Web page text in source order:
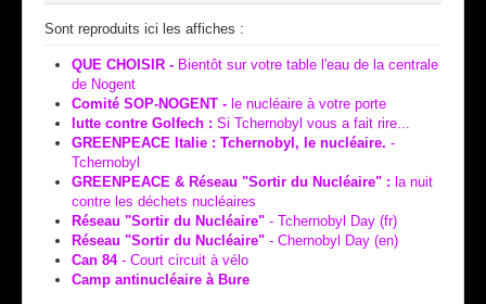
Sont reproduits ici les affiches :
QUE CHOISIR - Bientôt sur votre table l'eau de la centrale
de Nogent
Comité SOP-NOGENT - le nucléaire à votre porte
lutte contre Golfech : Si Tchernobyl vous a fait rire...
GREENPEACE Italie : Tchernobyl, le nucléaire. -
Tchernobyl
GREENPEACE & Réseau "Sortir du Nucléaire" : la nuit
contre les déchets nucléaires
Réseau "Sortir du Nucléaire" - Tchernobyl Day (fr)
Réseau "Sortir du Nucléaire" - Chernobyl Day (en)
Can 84- Court circuit à vélo
Camp antinucléaire à Bure